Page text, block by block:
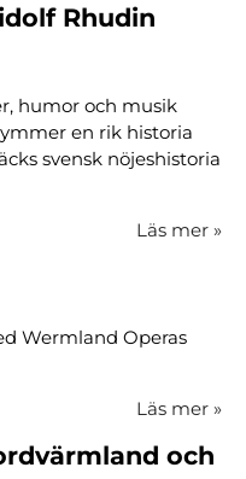
Rhudin
humor och musik
en rik historia
svensk nöjeshistoria
Läs mer »
Wermland Operas
Läs mer »
och